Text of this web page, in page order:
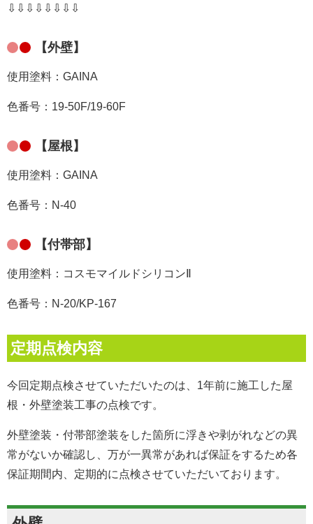
⇩⇩⇩⇩⇩⇩⇩⇩
【外壁】
使用塗料：GAINA
色番号：19-50F/19-60F
【屋根】
使用塗料：GAINA
色番号：N-40
【付帯部】
使用塗料：コスモマイルドシリコンⅡ
色番号：N-20/KP-167
定期点検内容
今回定期点検させていただいたのは、1年前に施工した屋
根・外壁塗装工事の点検です。
外壁塗装・付帯部塗装をした箇所に浮きや剥がれなどの異
常がないか確認し、万が一異常があれば保証をするため各
保証期間内、定期的に点検させていただいております。